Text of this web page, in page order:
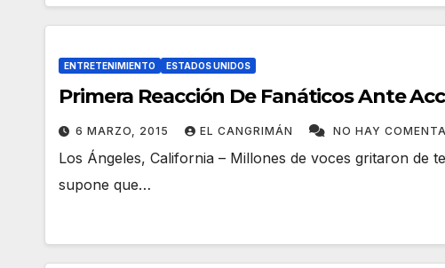
ENTRETENIMIENTO ESTADOS UNIDOS
Primera Reacción De Fanáticos Ante
6 MARZO, 2015 EL CANGRIMÁN NO HAY
Los Ángeles, California – Millones de voces gritaron
supone que…